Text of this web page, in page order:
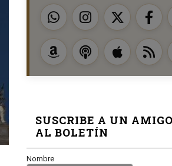
SUSCRIBE A UN AMIGO
AL BOLETÍN
Nombre